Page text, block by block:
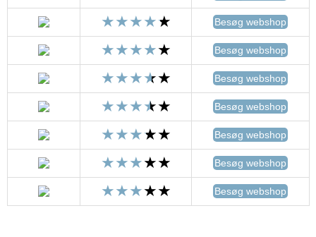
Besøg webshop
Besøg webshop
Besøg webshop
Besøg webshop
Besøg webshop
Besøg webshop
Besøg webshop